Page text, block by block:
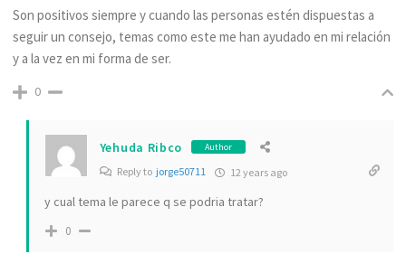
Son positivos siempre y cuando las personas estén dispuestas a
seguir un consejo, temas como este me han ayudado en mi relación
y a la vez en mi forma de ser.
0
Yehuda Ribco Author
Reply to jorge50711 12 years ago
y cual tema le parece q se podria tratar?
0